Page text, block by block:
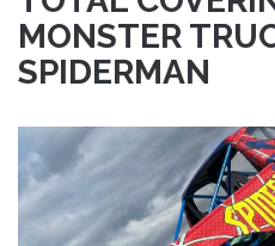
MONSTER
SPIDERMAN